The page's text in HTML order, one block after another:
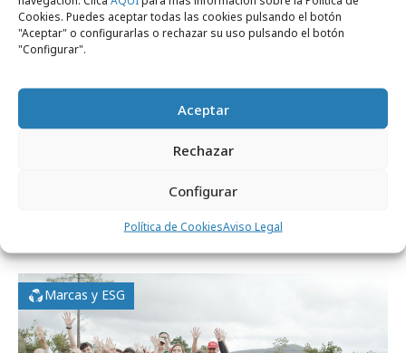
Cookies. Puedes aceptar todas las cookies pulsando el botón
"Aceptar" o configurarlas o rechazar su uso pulsando el botón
"Configurar".
Aceptar
Rechazar
Configurar
Política de CookiesAviso Legal
Marcas y ESG